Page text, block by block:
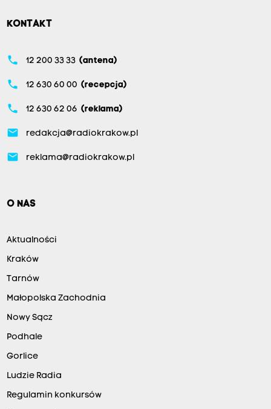
KONTAKT
phone 12 200 33 33 (antena)
phone 12 630 60 00 (recepcja)
phone 12 630 62 06 (reklama)
email redakcja@radiokrakow.pl
email reklama@radiokrakow.pl
O NAS
Aktualności
Kraków
Tarnów
Małopolska Zachodnia
Nowy Sącz
Podhale
Gorlice
Ludzie Radia
Regulamin konkursów